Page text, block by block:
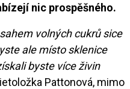
nic prospěšného.
volných cukrů sice
ale místo sklenice
byste více živin
Pattonová, mimo